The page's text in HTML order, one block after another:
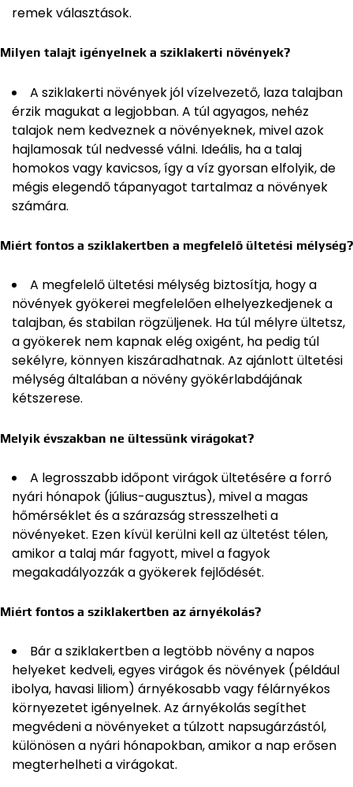
remek választások.
Milyen talajt igényelnek a sziklakerti növények?
A sziklakerti növények jól vízelvezető, laza talajban
érzik magukat a legjobban. A túl agyagos, nehéz
talajok nem kedveznek a növényeknek, mivel azok
hajlamosak túl nedvessé válni. Ideális, ha a talaj
homokos vagy kavicsos, így a víz gyorsan elfolyik, de
mégis elegendő tápanyagot tartalmaz a növények
számára.
Miért fontos a sziklakertben a megfelelő ültetési mélység?
A megfelelő ültetési mélység biztosítja, hogy a
növények gyökerei megfelelően elhelyezkedjenek a
talajban, és stabilan rögzüljenek. Ha túl mélyre ültetsz,
a gyökerek nem kapnak elég oxigént, ha pedig túl
sekélyre, könnyen kiszáradhatnak. Az ajánlott ültetési
mélység általában a növény gyökérlabdájának
kétszerese.
Melyik évszakban ne ültessünk virágokat?
A legrosszabb időpont virágok ültetésére a forró
nyári hónapok (július-augusztus), mivel a magas
hőmérséklet és a szárazság stresszelheti a
növényeket. Ezen kívül kerülni kell az ültetést télen,
amikor a talaj már fagyott, mivel a fagyok
megakadályozzák a gyökerek fejlődését.
Miért fontos a sziklakertben az árnyékolás?
Bár a sziklakertben a legtöbb növény a napos
helyeket kedveli, egyes virágok és növények (például
ibolya, havasi liliom) árnyékosabb vagy félárnyékos
környezetet igényelnek. Az árnyékolás segíthet
megvédeni a növényeket a túlzott napsugárzástól,
különösen a nyári hónapokban, amikor a nap erősen
megterhelheti a virágokat.